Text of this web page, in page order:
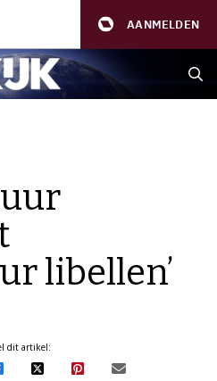
AANMELDEN
libellen’
dit artikel: